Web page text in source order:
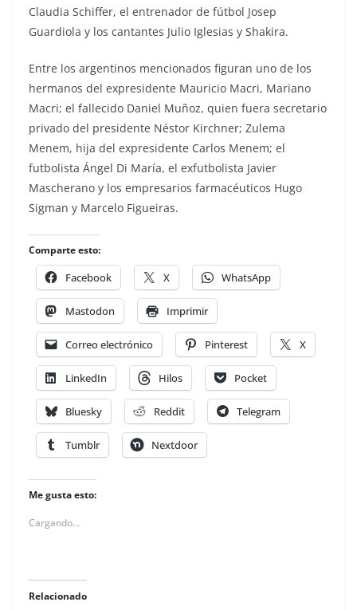
Claudia Schiffer, el entrenador de fútbol Josep
Guardiola y los cantantes Julio Iglesias y Shakira.
Entre los argentinos mencionados figuran uno de los
hermanos del expresidente Mauricio Macri, Mariano
Macri; el fallecido Daniel Muñoz, quien fuera secretario
privado del presidente Néstor Kirchner; Zulema
Menem, hija del expresidente Carlos Menem; el
futbolista Ángel Di María, el exfutbolista Javier
Mascherano y los empresarios farmacéuticos Hugo
Sigman y Marcelo Figueiras.
Comparte esto:
Facebook X WhatsApp
Mastodon Imprimir
Correo electrónico Pinterest X
LinkedIn Hilos Pocket
Bluesky Reddit Telegram
Tumblr Nextdoor
Me gusta esto:
Cargando...
Relacionado